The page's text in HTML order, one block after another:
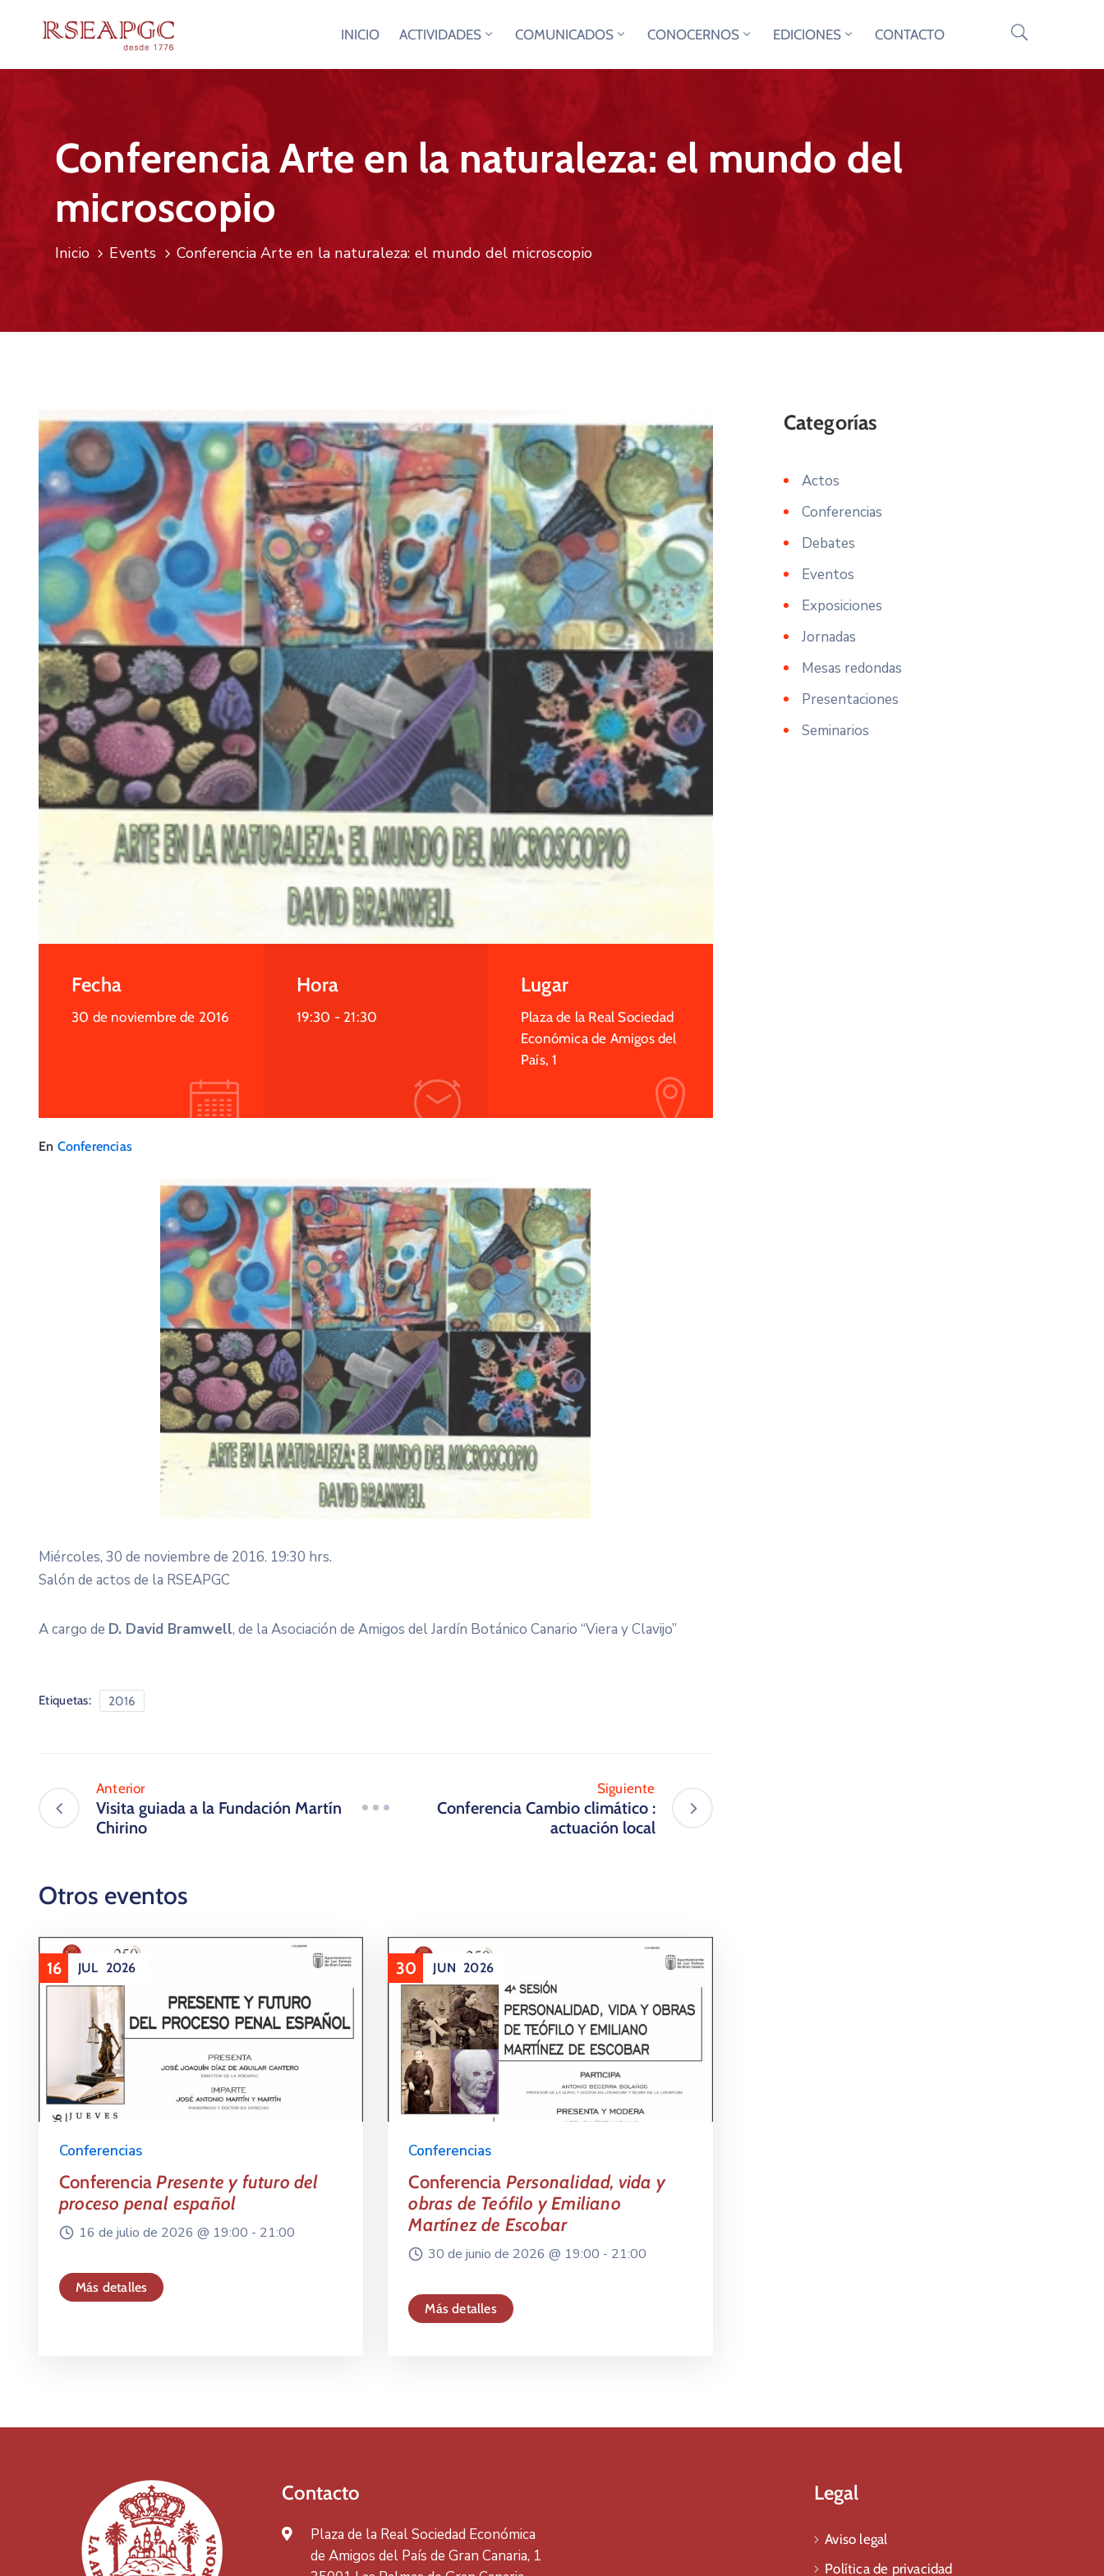
INICIO ACTIVIDADES COMUNICADOS CONOCERNOS EDICIONES CONTACTO
Conferencia Arte en la naturaleza: el mundo del
microscopio
Inicio Events Conferencia Arte en la naturaleza: el mundo del microscopio
Fecha
30 de noviembre de 2016
Hora
19:30 - 21:30
Lugar
Plaza de la Real Sociedad
Económica de Amigos del
País, 1
En Conferencias
Miércoles, 30 de noviembre de 2016. 19:30 hrs.
Salón de actos de la RSEAPGC
A cargo de D. David Bramwell, de la Asociación de Amigos del Jardín Botánico Canario “Viera y Clavijo”
Etiquetas: 2016
Anterior
Visita guiada a la Fundación Martín
Chirino
Siguiente
Conferencia Cambio climático :
actuación local
Otros eventos
16 JUL 2026
Conferencias
ConferenciaPresente y futuro del
proceso penal español
16 de julio de 2026 @ 19:00 - 21:00
Más detalles
30 JUN 2026
Conferencias
Conferencia Personalidad, vida y
obras de Teófilo y Emiliano
Martínez de Escobar
30 de junio de 2026 @ 19:00 - 21:00
Más detalles
Actos
Conferencias
Debates
Eventos
Exposiciones
Jornadas
Mesas redondas
Presentaciones
Seminarios
Contacto
Plaza de la Real Sociedad Económica
de Amigos del País de Gran Canaria, 1
Legal
Aviso legal
Política de privacidad